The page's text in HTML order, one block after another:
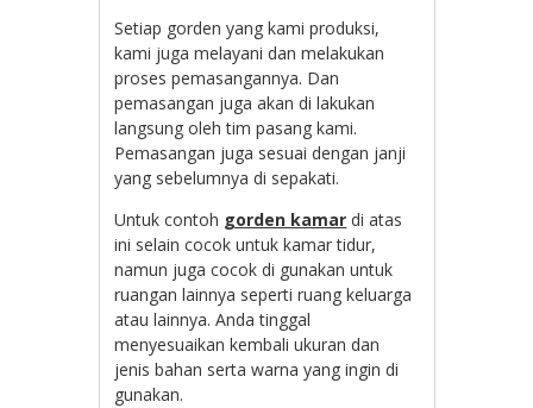
Setiap gorden yang kami produksi,
kami juga melayani dan melakukan
proses pemasangannya. Dan
pemasangan juga akan di lakukan
langsung oleh tim pasang kami.
Pemasangan juga sesuai dengan janji
yang sebelumnya di sepakati.
Untuk contoh gorden kamar di atas
ini selain cocok untuk kamar tidur,
namun juga cocok di gunakan untuk
ruangan lainnya seperti ruang keluarga
atau lainnya. Anda tinggal
menyesuaikan kembali ukuran dan
jenis bahan serta warna yang ingin di
gunakan.